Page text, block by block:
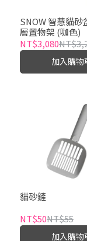
SNOW 智慧貓砂
層置物架 (咖色)
NT$3,080
加入購物
貓砂鏟
NT$50NT$55
加入購物